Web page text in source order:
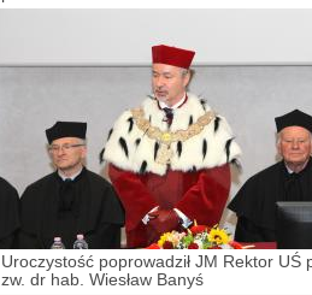
Uroczystość poprowadził JM Rektor UŚ
zw. dr hab. Wiesław Banyś